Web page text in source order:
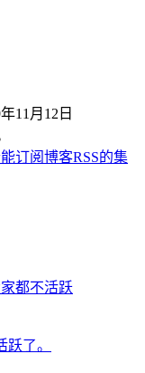
11月12日
订阅博客RSS的集
了。